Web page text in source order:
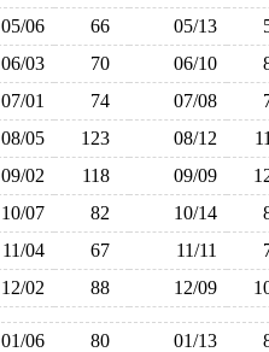
05/06 66 05/13
06/03 70 06/10
07/01 74 07/08
08/05 123 08/12
09/02 118 09/09
10/07 82 10/14
11/04 67 11/11
12/02 88 12/09
01/06 80 01/13